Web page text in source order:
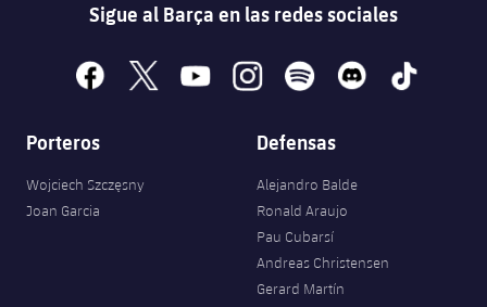
Sigue al Barça en las redes sociales
facebook
x youtubeinstagramspotify discord tiktok
Porteros
Wojciech Szczęsny
Joan Garcia
Defensas
Alejandro Balde
Ronald Araujo
Pau Cubarsí
Andreas Christensen
Gerard Martín